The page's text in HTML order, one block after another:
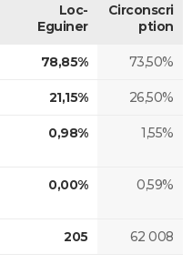
Loc-
Eguiner
Circonscri
ption
78,85% 73,50%
21,15% 26,50%
0,98% 1,55%
0,00% 0,59%
205 62 008